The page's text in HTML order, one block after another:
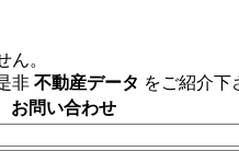
ん。
非 不動産データ をご紹介下
お問い合わせ